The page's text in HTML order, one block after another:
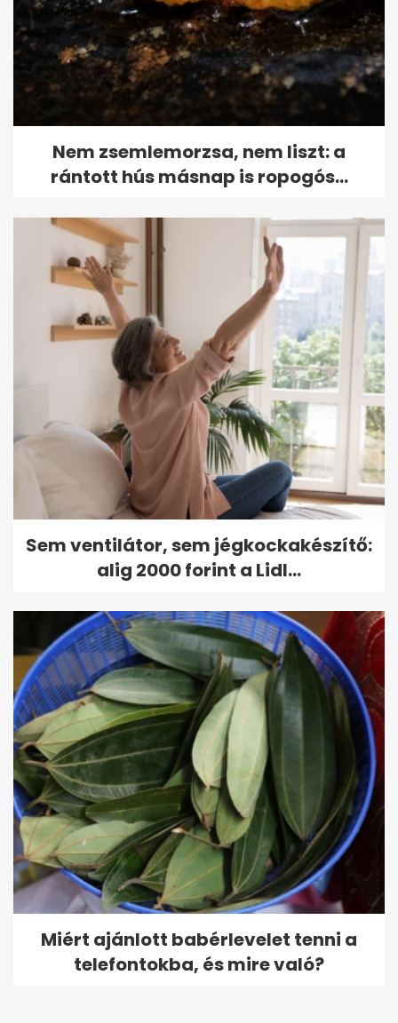
Nem zsemlemorzsa, nem liszt: a
rántott hús másnap is ropogós...
Sem ventilátor, sem jégkockakészítő:
alig 2000 forint a Lidl...
Miért ajánlott babérlevelet tenni a
telefontokba, és mire való?